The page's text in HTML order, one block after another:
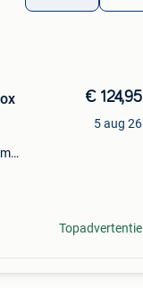
€ 124,95
5 aug 26
Topadvertentie